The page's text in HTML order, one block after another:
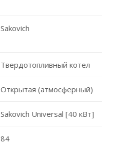
Sakovich
Твердотопливный котел
Открытая (атмосферный)
Sakovich Universal [40 кВт]
84